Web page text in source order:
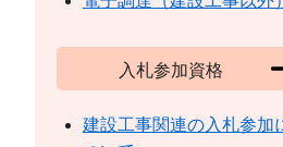
入札参加資格
建設工事関連の入札参加